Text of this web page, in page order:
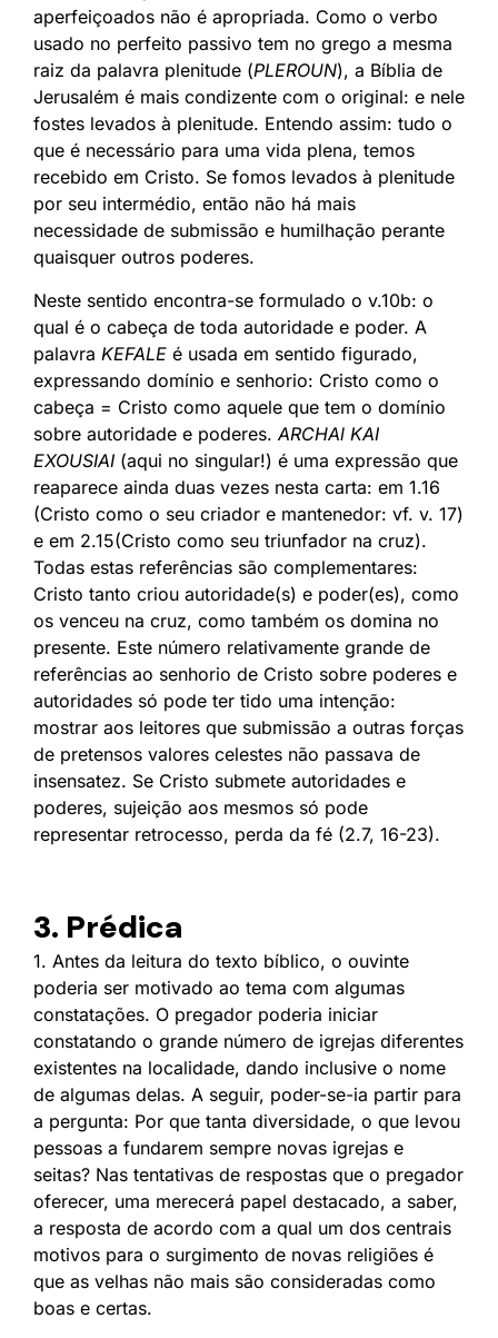
aperfeiçoados não é apropriada. Como o verbo
usado no perfeito passivo tem no grego a mesma
raiz da palavra plenitude (PLEROUN), a Bíblia de
Jerusalém é mais condizente com o original: e nele
fostes levados à plenitude. Entendo assim: tudo o
que é necessário para uma vida plena, temos
recebido em Cristo. Se fomos levados à plenitude
por seu intermédio, então não há mais
necessidade de submissão e humilhação perante
quaisquer outros poderes.
Neste sentido encontra-se formulado o v.10b: o
qual é o cabeça de toda autoridade e poder. A
palavra KEFALE é usada em sentido figurado,
expressando domínio e senhorio: Cristo como o
cabeça = Cristo como aquele que tem o domínio
sobre autoridade e poderes. ARCHAl KAI
EXOUSIAI (aqui no singular!) é uma expressão que
reaparece ainda duas vezes nesta carta: em 1.16
(Cristo como o seu criador e mantenedor: vf. v. 17)
e em 2.15(Cristo como seu triunfador na cruz).
Todas estas referências são complementares:
Cristo tanto criou autoridade(s) e poder(es), como
os venceu na cruz, como também os domina no
presente. Este número relativamente grande de
referências ao senhorio de Cristo sobre poderes e
autoridades só pode ter tido uma intenção:
mostrar aos leitores que submissão a outras forças
de pretensos valores celestes não passava de
insensatez. Se Cristo submete autoridades e
poderes, sujeição aos mesmos só pode
representar retrocesso, perda da fé (2.7, 16-23).
3. Prédica
1. Antes da leitura do texto bíblico, o ouvinte
poderia ser motivado ao tema com algumas
constatações. O pregador poderia iniciar
constatando o grande número de igrejas diferentes
existentes na localidade, dando inclusive o nome
de algumas delas. A seguir, poder-se-ia partir para
a pergunta: Por que tanta diversidade, o que levou
pessoas a fundarem sempre novas igrejas e
seitas? Nas tentativas de respostas que o pregador
oferecer, uma merecerá papel destacado, a saber,
a resposta de acordo com a qual um dos centrais
motivos para o surgimento de novas religiões é
que as velhas não mais são consideradas como
boas e certas.